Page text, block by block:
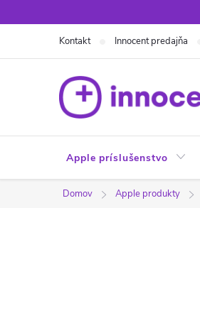
na
Kontakt Innocent predajňa
Apple príslušenstvo
Domov Apple produkty